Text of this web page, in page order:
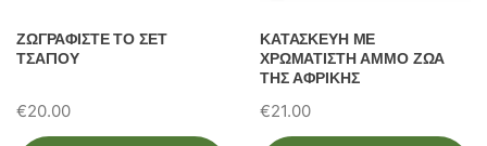
ΖΩΓΡΑΦΙΣΤΕ ΤΟ ΣΕΤ
ΤΣΑΓΙΟΥ
€20.00
ΚΑΤΑΣΚΕΥΗ ΜΕ
ΧΡΩΜΑΤΙΣΤΗ ΑΜΜΟ ΖΩΑ
ΤΗΣ ΑΦΡΙΚΗΣ
€21.00